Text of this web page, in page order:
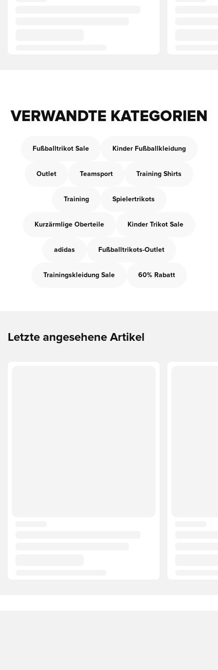
VERWANDTE KATEGORIEN
Fußballtrikot Sale Kinder Fußballkleidung
Outlet Teamsport Training Shirts
Training Spielertrikots
Kurzärmlige Oberteile Kinder Trikot Sale
adidas Fußballtrikots-Outlet
Trainingskleidung Sale 60% Rabatt
Letzte angesehene Artikel